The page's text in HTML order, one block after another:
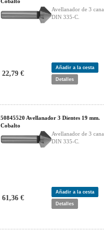
Avellanador de 3
DIN 335-C.
22,79 €
Añadir a la cesta
Detalles
50845520 Avellanador 3 Dientes 19 mm.
Cobalto
Avellanador de 3
DIN 335-C.
61,36 €
Añadir a la cesta
Detalles